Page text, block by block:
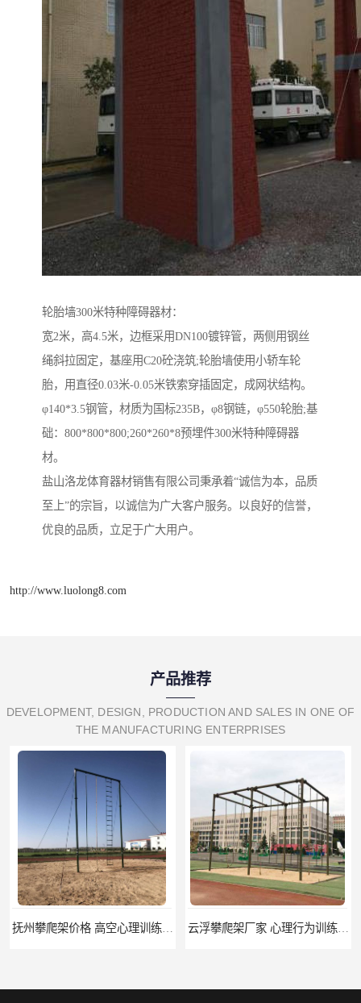
轮胎墙300米特种障碍器材：
宽2米，高4.5米，边框采用DN100镀锌管，两侧用钢丝
绳斜拉固定，基座用C20砼浇筑;轮胎墙使用小轿车轮
胎，用直径0.03米-0.05米铁索穿插固定，成网状结构。
φ140*3.5钢管，材质为国标235B，φ8钢链，φ550轮胎;基
础：800*800*800;260*260*8预埋件300米特种障碍器
材。
盐山洛龙体育器材销售有限公司秉承着“诚信为本，品质
至上”的宗旨，以诚信为广大客户服务。以良好的信誉，
优良的品质，立足于广大用户。
http://www.luolong8.com
产品推荐
DEVELOPMENT, DESIGN, PRODUCTION AND SALES IN ONE OF
THE MANUFACTURING ENTERPRISES